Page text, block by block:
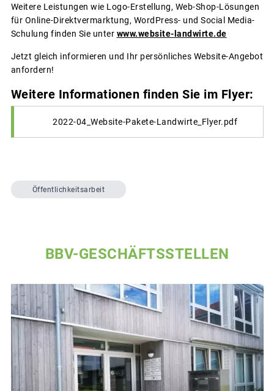
Weitere Leistungen wie Logo-Erstellung, Web-Shop-Lösungen
für Online-Direktvermarktung, WordPress- und Social Media-
Schulung finden Sie unter www.website-landwirte.de
Jetzt gleich informieren und Ihr persönliches Website-Angebot
anfordern!
Weitere Informationen finden Sie im Flyer:
2022-04_Website-Pakete-Landwirte_Flyer.pdf
Öffentlichkeitsarbeit
BBV-GESCHÄFTSSTELLEN